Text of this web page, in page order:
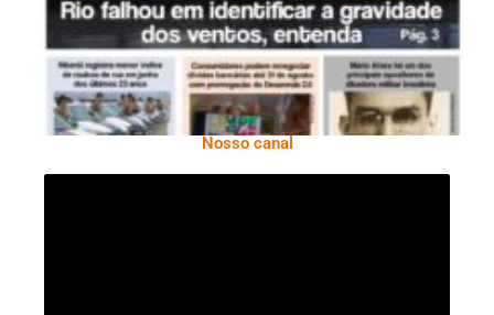
Nosso canal